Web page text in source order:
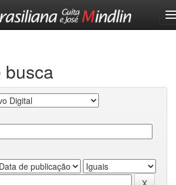
busca